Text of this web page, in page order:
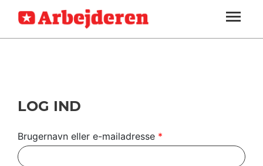
SEKTIONER
ARBEJDEREN
MENER
UDLAND
SOUNDCLOUD
ABONNER
LOG IND
LOG IND
Brugernavn eller e-mailadresse *